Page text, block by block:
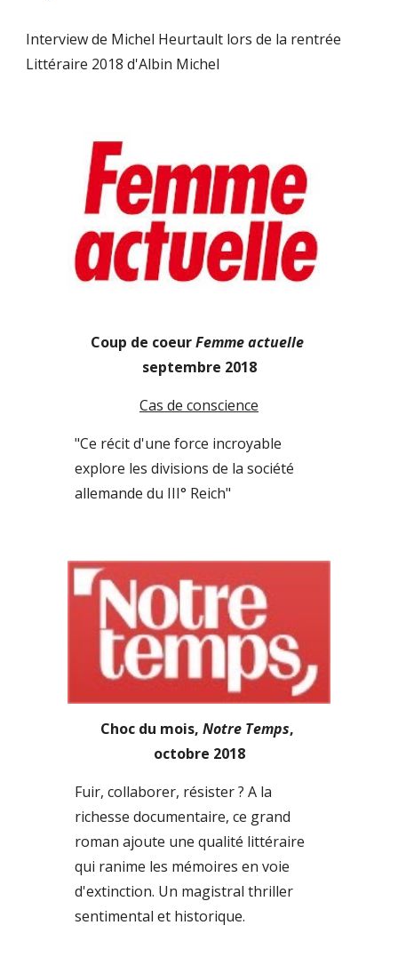
Interview de Michel Heurtault lors de la rentrée
Littéraire 2018 d'Albin Michel
Coup de coeur Femme actuelle
septembre 2018
Cas de conscience
"Ce récit d'une force incroyable
explore les divisions de la société
allemande du III° Reich"
Choc du mois, Notre Temps,
octobre 2018
Fuir, collaborer, résister ? A la
richesse documentaire, ce grand
roman ajoute une qualité littéraire
qui ranime les mémoires en voie
d'extinction. Un magistral thriller
sentimental et historique.